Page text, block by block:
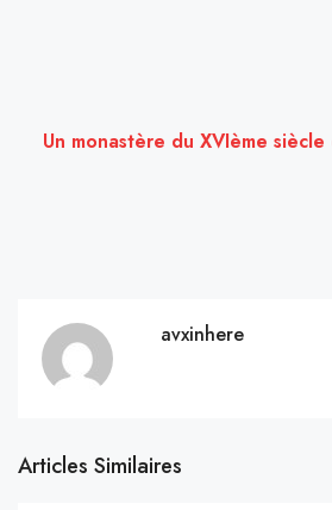
Un monastère du XVIème
avxinhere
Articles Similaires